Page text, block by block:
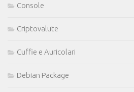
Console
Criptovalute
Cuffie e Auricolari
Debian Package